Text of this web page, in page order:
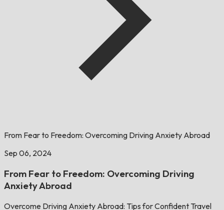
From Fear to Freedom: Overcoming Driving Anxiety Abroad
Sep 06, 2024
From Fear to Freedom: Overcoming Driving
Anxiety Abroad
Overcome Driving Anxiety Abroad: Tips for Confident Travel